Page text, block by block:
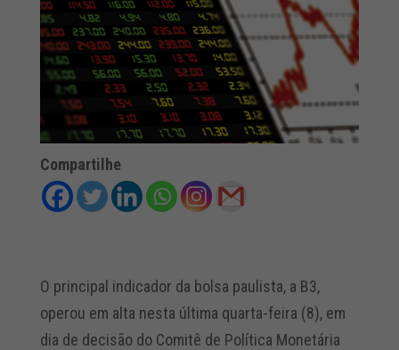
Compartilhe
O principal indicador da bolsa paulista, a B3,
operou em alta nesta última quarta-feira (8), em
dia de decisão do Comitê de Política Monetária